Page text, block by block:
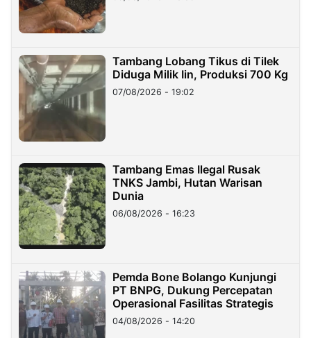
Tambang Lobang Tikus di Tilek
Diduga Milik Iin, Produksi 700 Kg
07/08/2026 - 19:02
Tambang Emas Ilegal Rusak
TNKS Jambi, Hutan Warisan
Dunia
06/08/2026 - 16:23
Pemda Bone Bolango Kunjungi
PT BNPG, Dukung Percepatan
Operasional Fasilitas Strategis
04/08/2026 - 14:20